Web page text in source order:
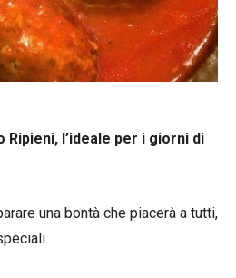
Ripieni, l’ideale per i giorni di
una bontà che piacerà a tutti,